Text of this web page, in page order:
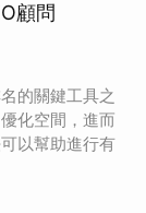
顧問
的關鍵工具之
化空間，進而
以幫助進行有